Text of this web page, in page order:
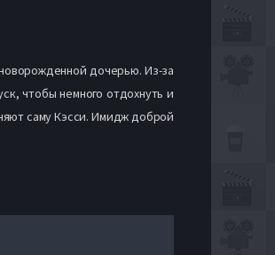
дочерью. Из-за
чтобы немного отдохнуть и
саму Кэсси. Имидж доброй